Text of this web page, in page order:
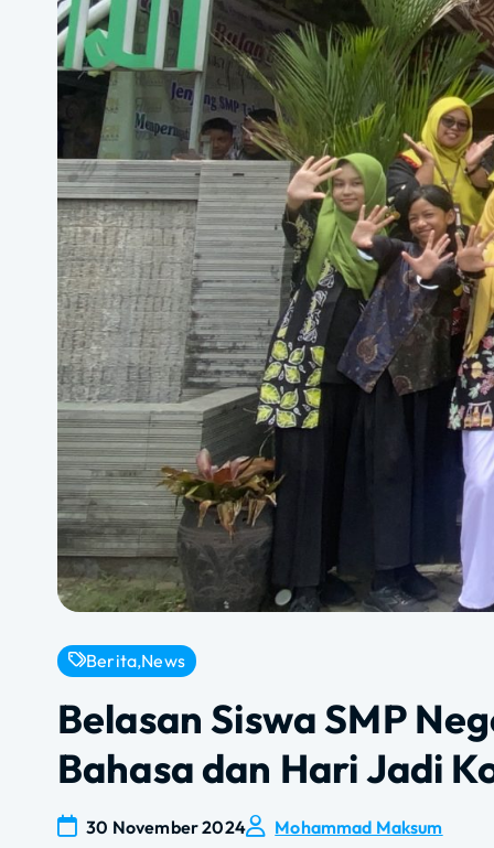
Berita,News
Belasan Siswa SMP
Bahasa dan Hari Jadi
30 November 2024 Mohammad Maksum